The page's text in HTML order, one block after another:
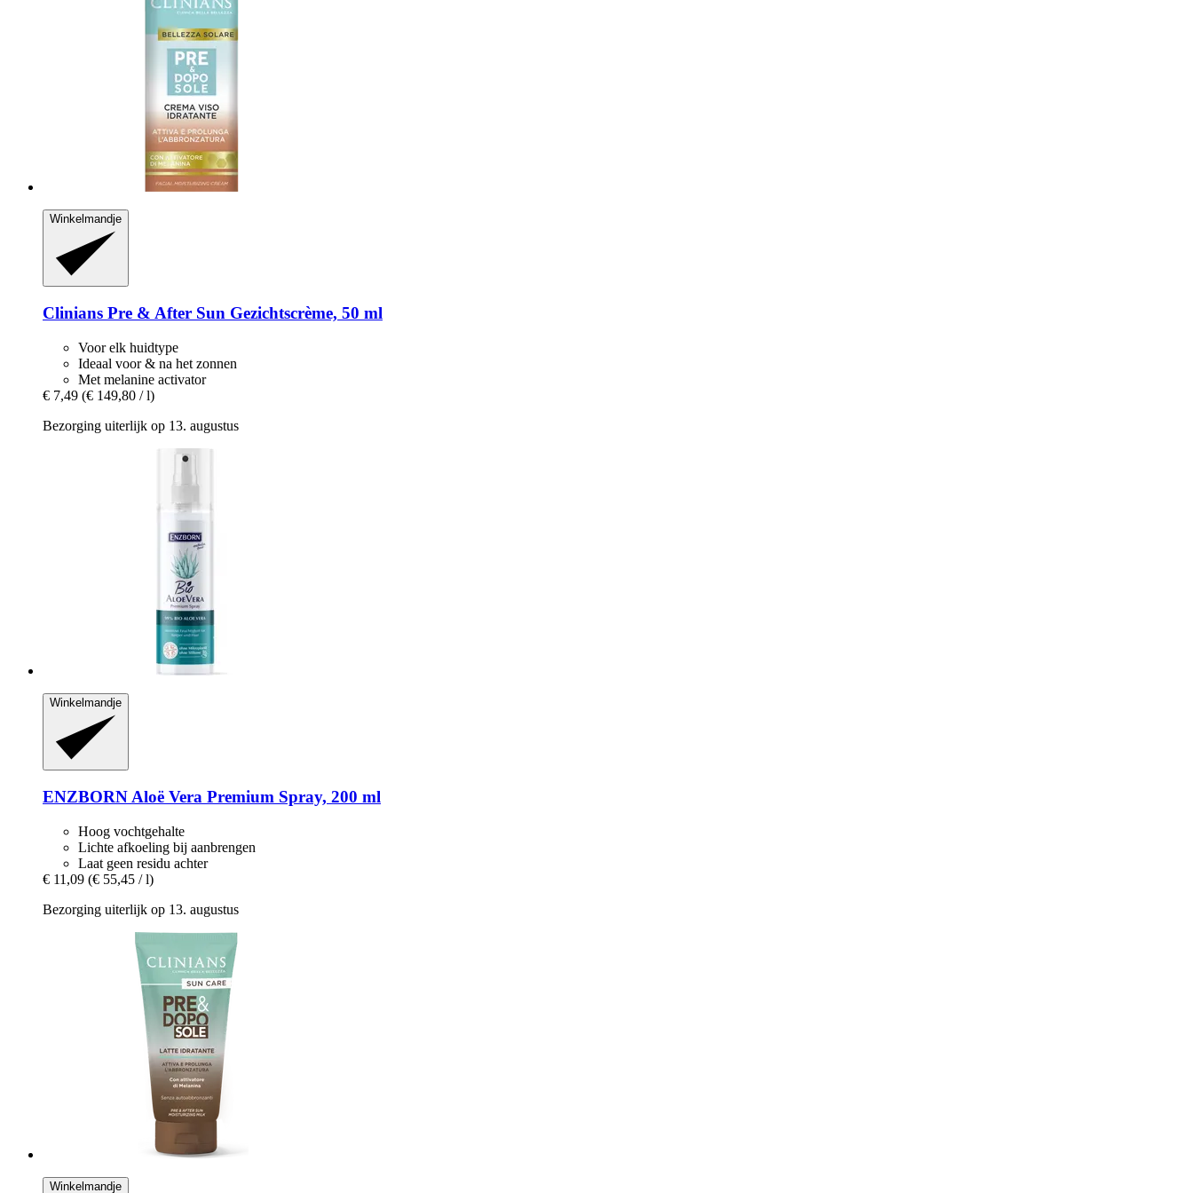
Winkelmandje
Clinians Pre & After Sun Gezichtscrème, 50 ml
Voor elk huidtype
Ideaal voor & na het zonnen
Met melanine activator
€ 7,49 (€ 149,80 / l)
Bezorging uiterlijk op 13. augustus
Winkelmandje
ENZBORN Aloë Vera Premium Spray, 200 ml
Hoog vochtgehalte
Lichte afkoeling bij aanbrengen
Laat geen residu achter
€ 11,09 (€ 55,45 / l)
Bezorging uiterlijk op 13. augustus
Winkelmandje